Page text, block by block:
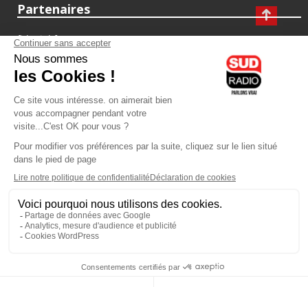
Partenaires
fiducial.fr
lyoncapitale.fr
olympique-et-lyonnais.com
L'application Iphone / Android
Téléchargez l'application
Les cookies
Gestion des cookies
Crédit photos : ©Sud Radio / Pierre Olivier